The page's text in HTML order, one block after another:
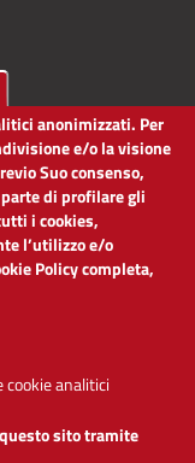
anonimizzati. Per
e/o la visione
Suo consenso,
di profilare gli
i cookies,
l’utilizzo e/o
Policy completa,
cookie analitici
sito tramite